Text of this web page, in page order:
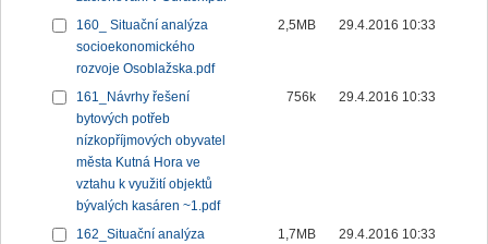
160_ Situační analýza
socioekonomického
rozvoje Osoblažska.pdf
2,5MB 29.4.2016 10:33
161_Návrhy řešení
bytových potřeb
nízkopříjmových obyvatel
města Kutná Hora ve
vztahu k využití objektů
bývalých kasáren ~1.pdf
756k 29.4.2016 10:33
162_Situační analýza
1,7MB 29.4.2016 10:33